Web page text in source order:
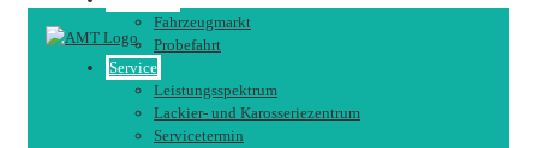
Fahrzeugmarkt
Probefahrt
Service
Leistungsspektrum
Lackier- und Karosseriezentrum
Servicetermin